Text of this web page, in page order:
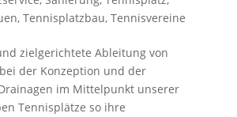
, Tennisplatzbau, Tennisvereine
zielgerichtete Ableitung von
der Konzeption und der
im Mittelpunkt unserer
Tennisplätze so ihre